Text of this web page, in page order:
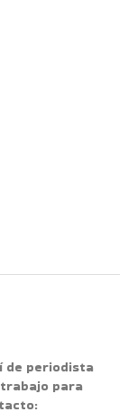
de periodista
trabajo para